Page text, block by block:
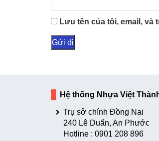
Lưu tên của tôi, email, và
Hệ thống Nhựa Việt
Trụ sở chính Đồng Nai
240 Lê Duẩn, An Phước
Hotline : 0901 208 896